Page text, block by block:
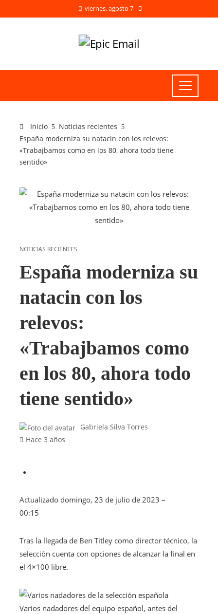
viernes, agosto 7
Inicio
Noticias recientes
España moderniza su natacin con los relevos:
«Trabajbamos como en los 80, ahora todo tiene
sentido»
NOTICIAS RECIENTES
España moderniza su
natacin con los
relevos:
«Trabajbamos como
en los 80, ahora todo
tiene sentido»
Gabriela Silva Torres
Hace 3 años
Actualizado domingo, 23 de julio de 2023 –
00:15
Tras la llegada de Ben Titley como director técnico, la
selección cuenta con opciones de alcanzar la final en
el 4×100 libre.
Varios nadadores del equipo español, antes del